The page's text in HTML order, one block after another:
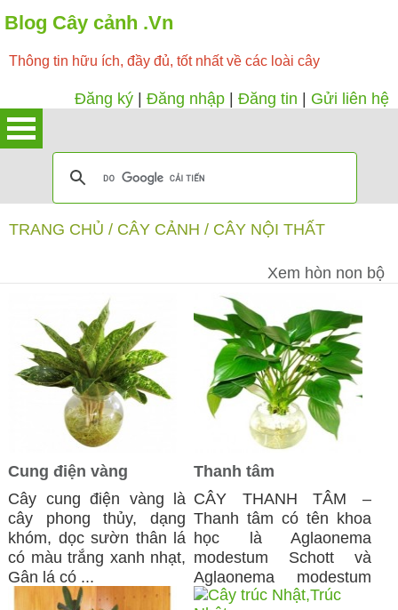
Blog Cây cảnh .Vn
Thông tin hữu ích, đầy đủ, tốt nhất về các loài cây
Đăng ký Đăng nhập Đăng tin Gửi liên hệ
TRANG CHỦ / CÂY CẢNH / CÂY NỘI THẤT
Xem hòn non bộ
Cung điện vàng
Cây cung điện vàng là
cây phong thủy, dạng
khóm, dọc sườn thân lá
có màu trắng xanh nhạt,
Gân lá có ...
Thanh tâm
CÂY THANH TÂM –
Thanh tâm có tên khoa
học là Aglaonema
modestum Schott và
Aglaonema modestum
Engl, ...